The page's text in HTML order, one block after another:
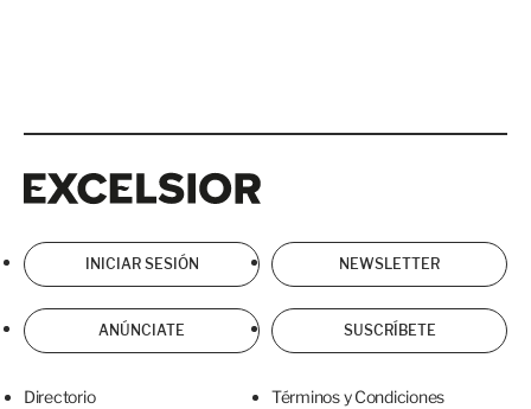
INICIAR SESIÓN NEWSLETTER
ANÚNCIATE SUSCRÍBETE
Directorio Términos y Condiciones